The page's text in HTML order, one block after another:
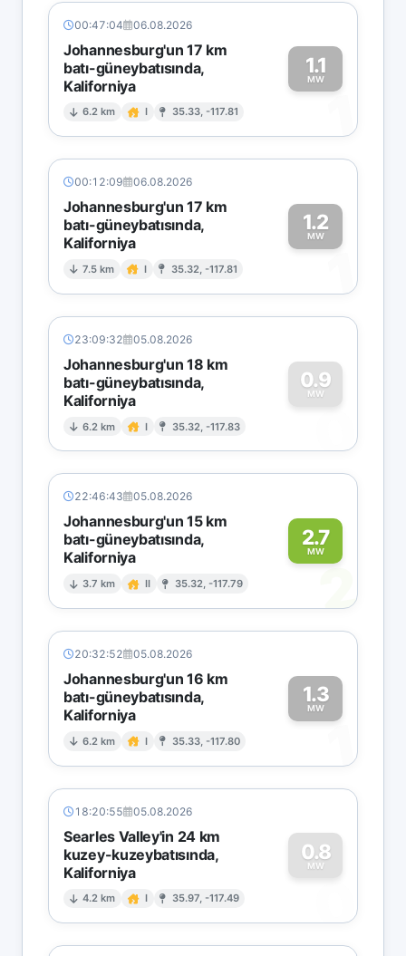
00:47:04 06.08.2026
Johannesburg'un 17 km
batı-güneybatısında,
Kaliforniya
6.2 km I 35.33, -117.81
1.1
MW
1
00:12:09 06.08.2026
Johannesburg'un 17 km
batı-güneybatısında,
Kaliforniya
7.5 km I 35.32, -117.81
1.2
MW
1
23:09:32 05.08.2026
Johannesburg'un 18 km
batı-güneybatısında,
Kaliforniya
6.2 km I 35.32, -117.83
0.9
MW
0
22:46:43 05.08.2026
Johannesburg'un 15 km
batı-güneybatısında,
Kaliforniya
3.7 km II 35.32, -117.79
2.7
MW
2
20:32:52 05.08.2026
Johannesburg'un 16 km
batı-güneybatısında,
Kaliforniya
6.2 km I 35.33, -117.80
1.3
MW
1
18:20:55 05.08.2026
Searles Valley'in 24 km
kuzey-kuzeybatısında,
Kaliforniya
4.2 km I 35.97, -117.49
0.8
MW
0